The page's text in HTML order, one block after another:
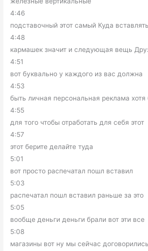
4:46
подставочный этот самый Куда вставлять
4:48
кармашек значит и следующая вещь
4:51
вот буквально у каждого из вас должна
4:53
быть личная персональная реклама хотя
4:55
для того чтобы отработать для себя этот
4:57
этот берите делайте туда
5:01
вот просто распечатал пошл вставил
5:03
распечатал пошл вставил раньше за это
5:05
вообще деньги деньги брали вот эти все
5:08
магазины вот ну мы сейчас договорились